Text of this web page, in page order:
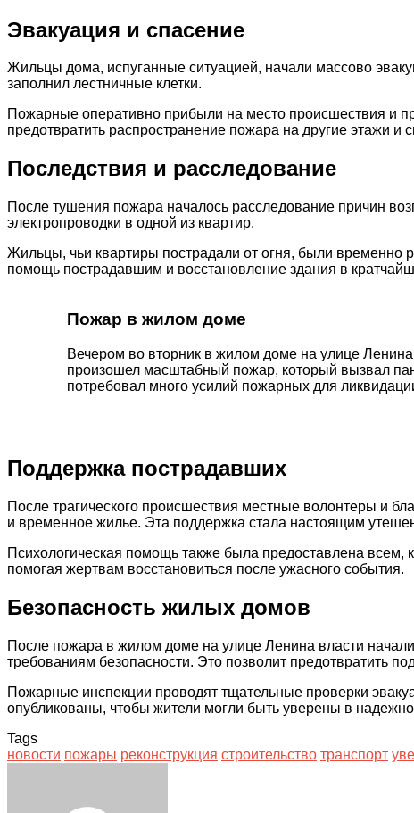
Эвакуация и спасение
Жильцы дома, испуганные ситуацией, начали массово
заполнил лестничные клетки.
Пожарные оперативно прибыли на место происшествия и
предотвратить распространение пожара на другие этажи и
Последствия и расследование
После тушения пожара началось расследование причин
электропроводки в одной из квартир.
Жильцы, чьи квартиры пострадали от огня, были временно
помощь пострадавшим и восстановление здания в
Пожар в жилом доме
Вечером во вторник в жилом доме на улице
произошел масштабный пожар, который вызвал
потребовал много усилий пожарных для
Поддержка пострадавших
После трагического происшествия местные волонтеры и
и временное жилье. Эта поддержка стала настоящим
Психологическая помощь также была предоставлена
помогая жертвам восстановиться после ужасного события.
Безопасность жилых домов
После пожара в жилом доме на улице Ленина власти
требованиям безопасности. Это позволит предотвратить
Пожарные инспекции проводят тщательные проверки
опубликованы, чтобы жители могли быть уверены в
Tags
новости пожары реконструкция строительство транспорт